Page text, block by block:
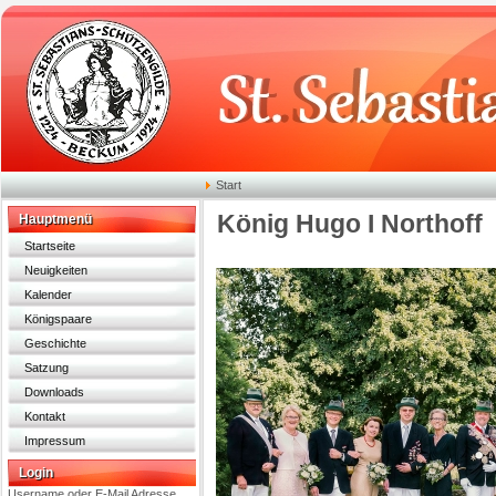
Start
Hauptmenü
Startseite
Neuigkeiten
Kalender
Königspaare
Geschichte
Satzung
Downloads
Kontakt
Impressum
Login
König Hugo I Northoff